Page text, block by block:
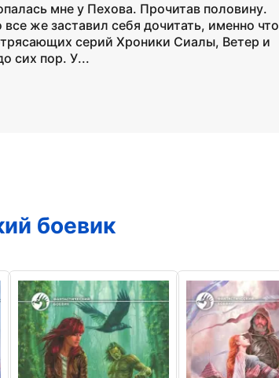
мне у Пехова. Прочитав половину.
же заставил себя дочитать, именно что
серий Хроники Сиалы, Ветер и
сих пор. У...
боевик